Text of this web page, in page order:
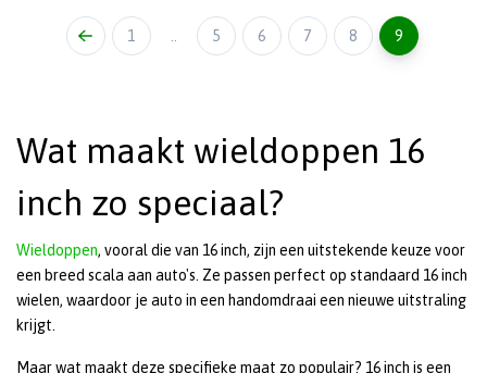
1 5 6 7 8 9
Wat maakt wieldoppen 16
inch zo speciaal?
Wieldoppen, vooral die van 16 inch, zijn een uitstekende keuze voor
een breed scala aan auto's. Ze passen perfect op standaard 16 inch
wielen, waardoor je auto in een handomdraai een nieuwe uitstraling
krijgt.
Maar wat maakt deze specifieke maat zo populair? 16 inch is een